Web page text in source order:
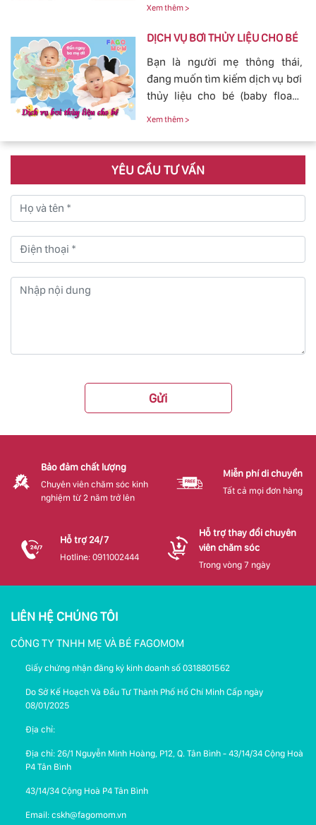
con yêu của mình.
yên tâm cho mẹ và bé.
Xem thêm >
DỊCH VỤ BƠI THỦY LIỆU CHO BÉ
Bạn là người mẹ thông thái,
đang muốn tìm kiếm dịch vụ bơi
thủy liệu cho bé (baby fload)
Xem thêm >
YÊU CẦU TƯ VẤN
Gửi
Bảo đảm chất lượng
Chuyên viên chăm sóc kinh
nghiệm từ 2 năm trở lên
Miễn phí di chuyển
Tất cả mọi đơn hàng
Hỗ trợ 24/7
Hotline: 0911002444
Hỗ trợ thay đổi chuyên
viên chăm sóc
Trong vòng 7 ngày
LIÊN HỆ CHÚNG TÔI
CÔNG TY TNHH MẸ VÀ BÉ FAGOMOM
Giấy chứng nhận đăng ký kinh doanh số 0318801562
Do Sở Kế Hoạch Và Đầu Tư Thành Phố Hồ Chí Minh Cấp ngày
08/01/2025
Địa chỉ:
Địa chỉ: 26/1 Nguyễn Minh Hoàng, P12, Q. Tân Bình - 43/14/34 Cộng Hoà
P4 Tân Bình
43/14/34 Cộng Hoà P4 Tân Bình
Email: cskh@fagomom.vn